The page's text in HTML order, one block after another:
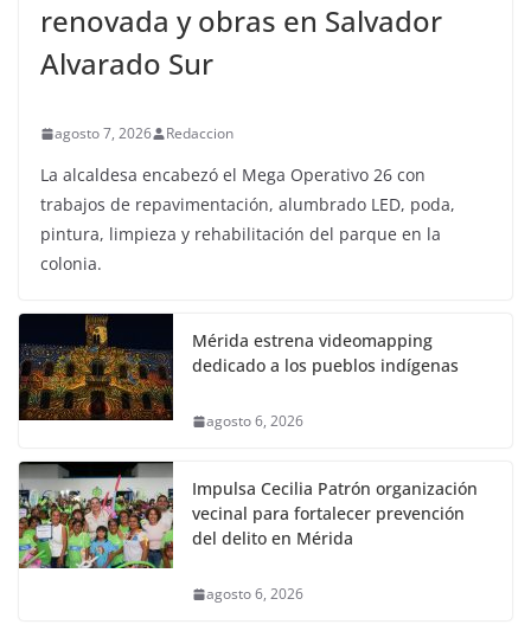
renovada y obras en Salvador
Alvarado Sur
agosto 7, 2026 Redaccion
La alcaldesa encabezó el Mega Operativo 26 con
trabajos de repavimentación, alumbrado LED, poda,
pintura, limpieza y rehabilitación del parque en la
colonia.
Mérida estrena videomapping
dedicado a los pueblos indígenas
agosto 6, 2026
Impulsa Cecilia Patrón organización
vecinal para fortalecer prevención
del delito en Mérida
agosto 6, 2026